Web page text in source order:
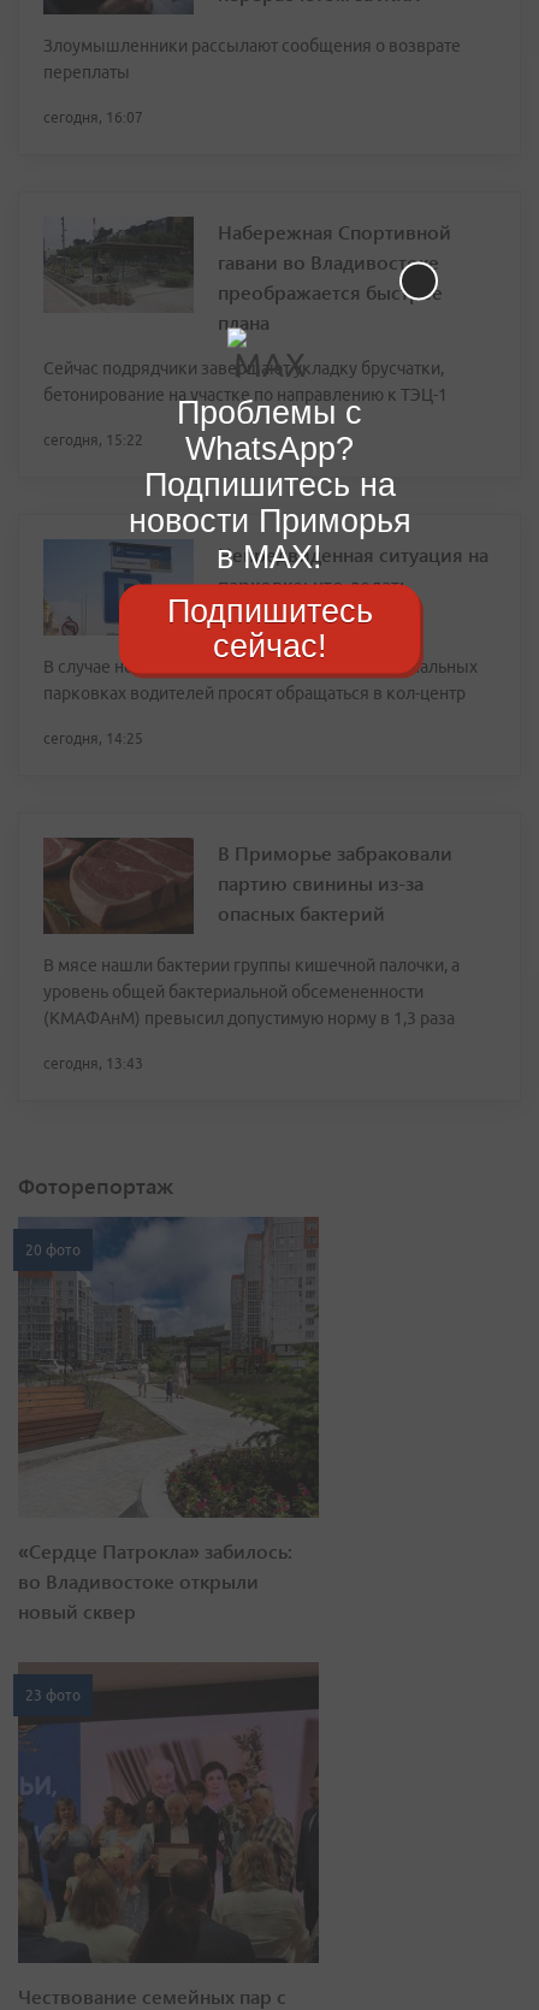
Злоумышленники рассылают сообщения о возврате
переплаты
сегодня, 16:07
Набережная Спортивной
гавани во Владивостоке
преображается быстрее
плана
Сейчас подрядчики завершают укладку брусчатки,
бетонирование на участке по направлению к ТЭЦ-1
сегодня, 15:22
Непредвиденная ситуация на
парковке: что делать
В случае непредвиденных ситуаций на муниципальных
парковках водителей просят обращаться в кол-центр
сегодня, 14:25
В Приморье забраковали
партию свинины из-за
опасных бактерий
В мясе нашли бактерии группы кишечной палочки, а
уровень общей бактериальной обсемененности
(КМАФАнМ) превысил допустимую норму в 1,3 раза
сегодня, 13:43
Фоторепортаж
20 фото
«Сердце Патрокла» забилось:
во Владивостоке открыли
новый сквер
23 фото
Чествование семейных пар с
Проблемы с
WhatsApp?
Подпишитесь на
новости Приморья
в MAX!
Подпишитесь
сейчас!